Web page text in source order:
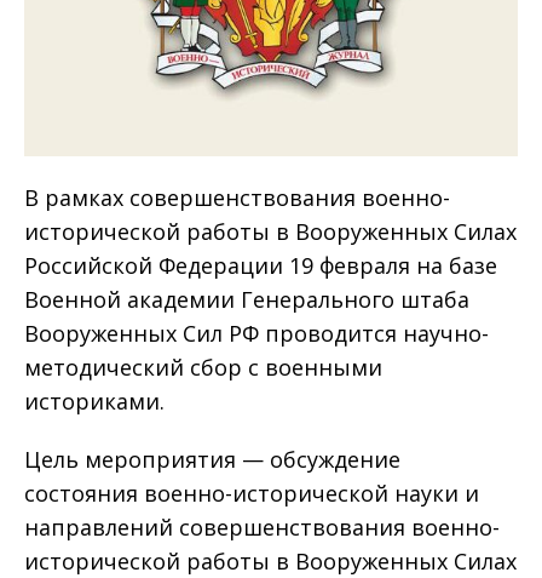
В рамках совершенствования военно-
исторической работы в Вооруженных Силах
Российской Федерации 19 февраля на базе
Военной академии Генерального штаба
Вооруженных Сил РФ проводится научно-
методический сбор с военными
историками.
Цель мероприятия — обсуждение
состояния военно-исторической науки и
направлений совершенствования военно-
исторической работы в Вооруженных Силах